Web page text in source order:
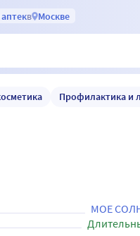
в Москве
Профилактика и
МОЕ